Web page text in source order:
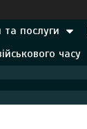
та послуги
часу